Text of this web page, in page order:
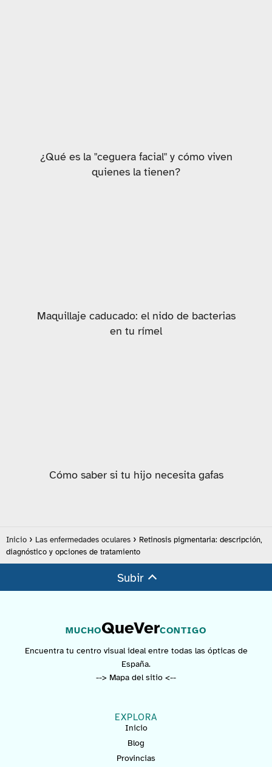
¿Qué es la "ceguera facial" y cómo viven
quienes la tienen?
Maquillaje caducado: el nido de bacterias
en tu rímel
Cómo saber si tu hijo necesita gafas
Inicio Las enfermedades oculares
Retinosis pigmentaria: descripción,
diagnóstico y opciones de tratamiento
Subir
MUCHOQueVerCONTIGO
Encuentra tu centro visual ideal entre todas las ópticas de
España.
--> Mapa del sitio <--
EXPLORA
Inicio
Blog
Provincias